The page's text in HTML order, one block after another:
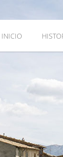
INICIO